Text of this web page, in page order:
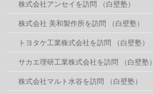
株式会社アンセイを訪問 （白壁塾）
株式会社 美和製作所を訪問 （白壁塾）
トヨタケ工業株式会社を訪問 （白壁塾）
サカエ理研工業株式会社を訪問 （白壁塾）
株式会社マルト水谷を訪問 （白壁塾）